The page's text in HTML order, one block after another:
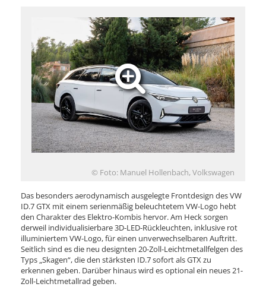
© Foto: Manuel Hollenbach, Volkswagen
Das besonders aerodynamisch ausgelegte Frontdesign des VW
ID.7 GTX mit einem serienmäßig beleuchtetem VW-Logo hebt
den Charakter des Elektro-Kombis hervor. Am Heck sorgen
derweil individualisierbare 3D-LED-Rückleuchten, inklusive rot
illuminiertem VW-Logo, für einen unverwechselbaren Auftritt.
Seitlich sind es die neu designten 20-Zoll-Leichtmetallfelgen des
Typs „Skagen“, die den stärksten ID.7 sofort als GTX zu
erkennen geben. Darüber hinaus wird es optional ein neues 21-
Zoll-Leichtmetallrad geben.